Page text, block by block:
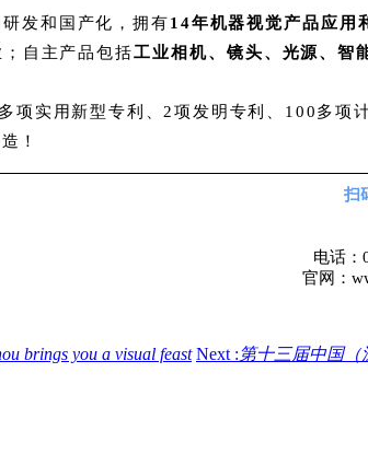
发和国产化，拥有14年机器视觉产品应用
自主产品包括工业相机、镜头、光源、智
项实用新型专利、2项发明专利、100多项
！
扫
电话：
官网：
brings you a visual feast Next :第十三届中国